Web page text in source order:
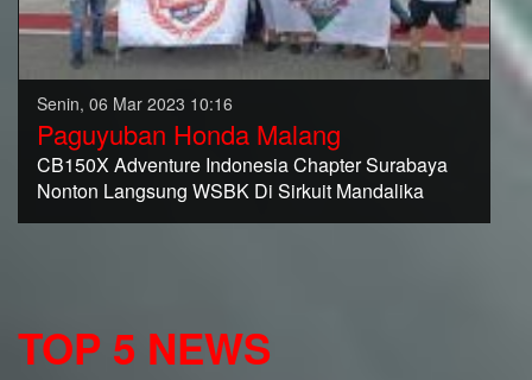
Senin, 06 Mar 2023 10:16
Paguyuban Honda Malang
CB150X Adventure Indonesia Chapter Surabaya
Nonton Langsung WSBK Di Sirkuit Mandalika
TOP 5 NEWS